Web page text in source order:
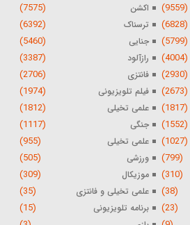
(9559) اکشن (7575)
(6828) ترسناک (6392)
(5799) جنایی (5460)
(4004) رازآلود (3387)
(2930) فانتزی (2706)
(2673) فیلم تلویزیونی (1974)
(1817) علمی تخیلی (1812)
(1552) جنگی (1117)
(1027) علمی تخیلی (955)
(799) ورزشی (505)
(310) موزیکال (309)
(38) علمی تخیلی و فانتزی (35)
(23) برنامه تلویزیونی (15)